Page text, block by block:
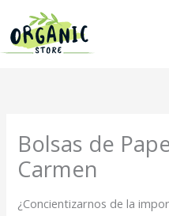
contenido
Bolsas de
Carmen
¿Concientizarnos de la